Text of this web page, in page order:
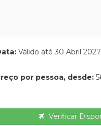
Válido até 30 Abril 2027
por pessoa, desde:
Verificar